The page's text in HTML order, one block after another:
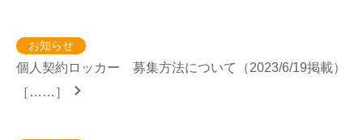
お知らせ
個人契約ロッカー 募集方法について（2023/6/19掲載）
［……］